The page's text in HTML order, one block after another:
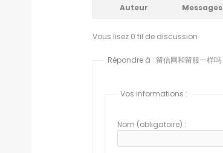
Auteur Messages
Vous lisez 0 fil de discussion
Répondre à : 留信网和留服一样吗
Vos informations :
Nom (obligatoire) :